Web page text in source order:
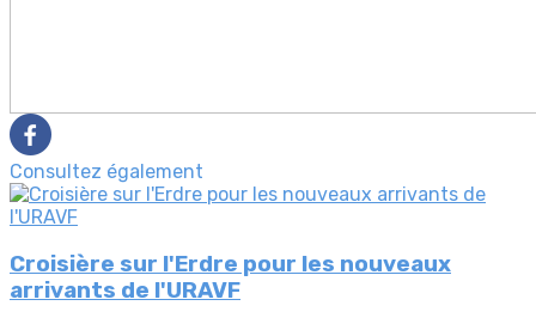
Consultez également
Croisière sur l'Erdre pour les nouveaux
arrivants de l'URAVF